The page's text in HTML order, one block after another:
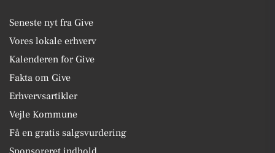
Seneste nyt fra Give
Vores lokale erhverv
Kalenderen for Give
Fakta om Give
Erhvervsartikler
Vejle Kommune
Få en gratis salgsvurdering